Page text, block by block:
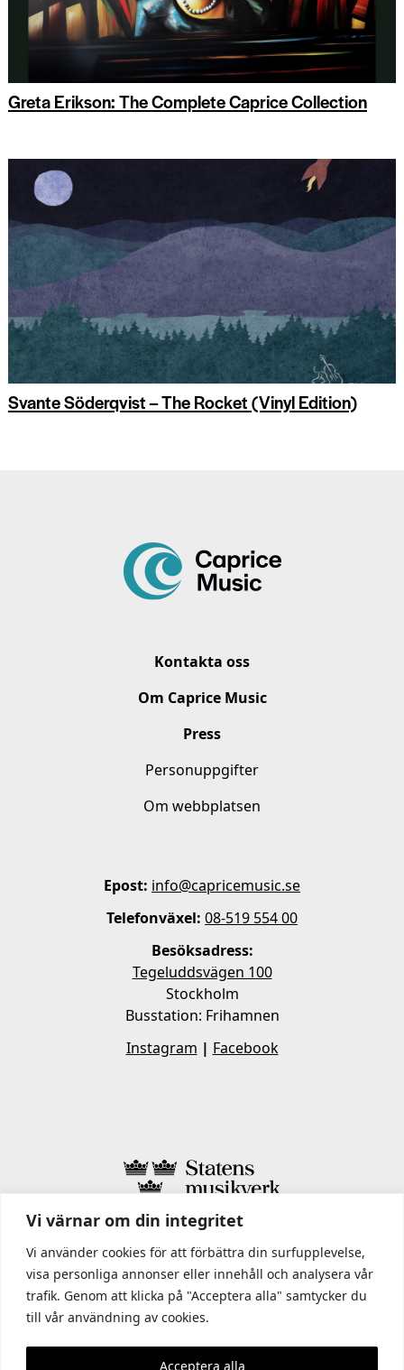
Vi värnar om din integritet
Vi använder cookies för att förbättra din surfupplevelse,
visa personliga annonser eller innehåll och analysera vår
trafik. Genom att klicka på "Acceptera alla" samtycker du
till vår användning av cookies.
Acceptera alla
Greta Erikson: The Complete Caprice Collection
Svante Söderqvist – The Rocket (Vinyl Edition)
Kontakta oss
Om Caprice Music
Press
Personuppgifter
Om webbplatsen
Epost: info@capricemusic.se
Telefonväxel: 08-519 554 00
Besöksadress:
Tegeluddsvägen 100
Stockholm
Busstation: Frihamnen
Instagram | Facebook
I STATENS MUSIKVERK INGÅR